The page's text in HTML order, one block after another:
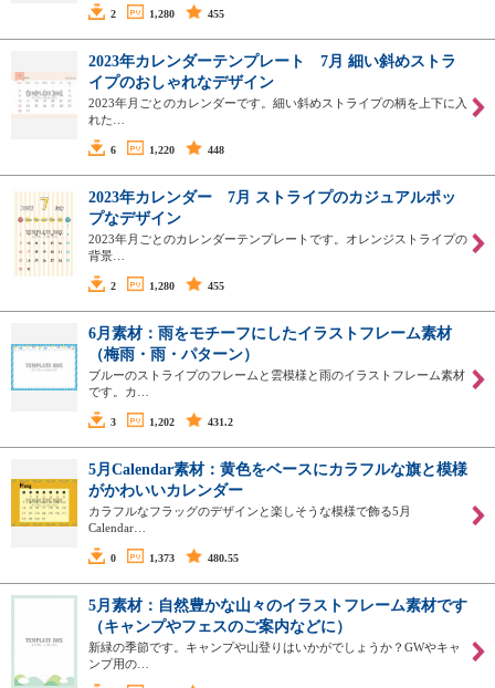
2 1,280 455
2023年カレンダーテンプレート 7月 細い斜めストラ
イプのおしゃれなデザイン
2023年月ごとのカレンダーです。細い斜めストライプの柄を上下に入
れた…
6 1,220 448
2023年カレンダー 7月 ストライプのカジュアルポッ
プなデザイン
2023年月ごとのカレンダーテンプレートです。オレンジストライプの
背景…
2 1,280 455
6月素材：雨をモチーフにしたイラストフレーム素材
（梅雨・雨・パターン）
ブルーのストライプのフレームと雲模様と雨のイラストフレーム素材
です。カ…
3 1,202 431.2
5月Calendar素材：黄色をベースにカラフルな旗と模様
がかわいいカレンダー
カラフルなフラッグのデザインと楽しそうな模様で飾る5月
Calendar…
0 1,373 480.55
5月素材：自然豊かな山々のイラストフレーム素材です
（キャンプやフェスのご案内などに）
新緑の季節です。キャンプや山登りはいかがでしょうか？GWやキャ
ンプ用の…